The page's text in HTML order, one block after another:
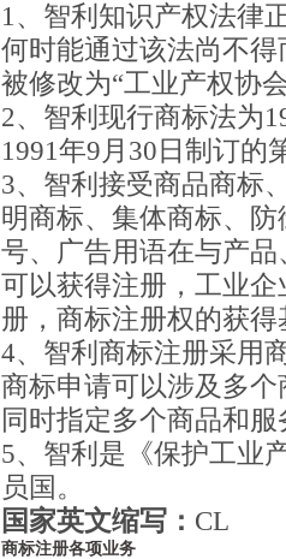
1、智利知识产权法律
何时能通过该法尚不
被修改为“工业产权协
2、智利现行商标法为
1991年9月30日制订的
3、智利接受商品商标
明商标、集体商标、
号、广告用语在与产
可以获得注册，工业
册，商标注册权的获
4、智利商标注册采用
商标申请可以涉及多
同时指定多个商品和
5、智利是《保护工业
员国。
国家英文缩写： CL
商标注册各项业务